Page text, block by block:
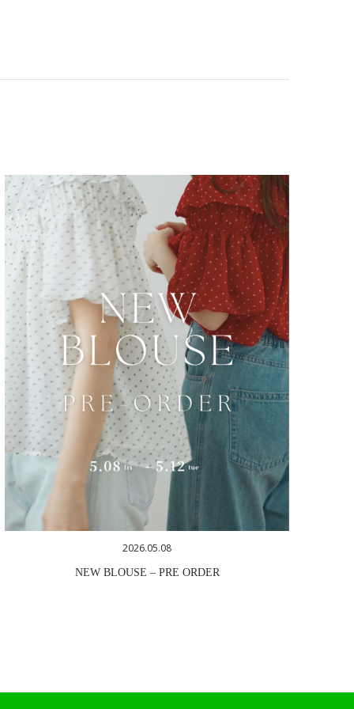
2026.05.08
NEW BLOUSE – PRE ORDER